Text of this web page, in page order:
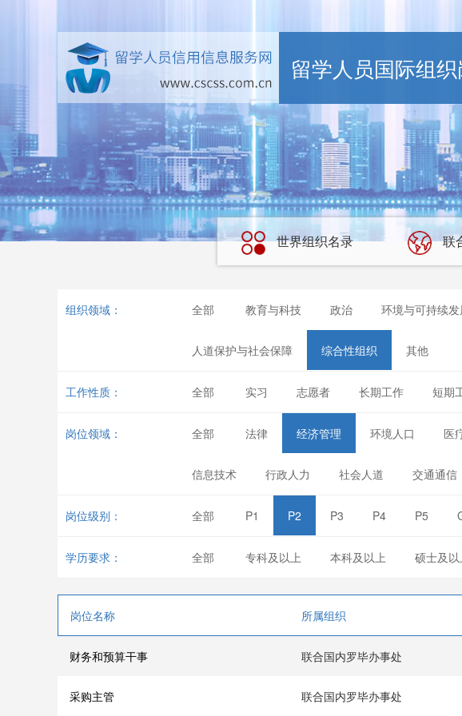
留学人员国际组
世界组织名录 联
组织领域： 全部 教育与科技 政治 环境与可持续发
人道保护与社会保障 综合性组织 其他
工作性质： 全部 实习 志愿者 长期工作 短期
岗位领域： 全部 法律 经济管理 环境人口 医
信息技术 行政人力 社会人道 交通通信
岗位级别： 全部 P1 P2 P3 P4 P5
学历要求： 全部 专科及以上 本科及以上 硕士及以
岗位名称 所属组织
财务和预算干事 联合国内罗毕办事处
采购主管 联合国内罗毕办事处